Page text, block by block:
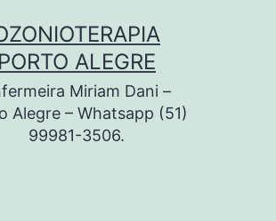
PORTO ALEGRE
Miriam Dani –
Alegre – Whatsapp (51)
99981-3506.